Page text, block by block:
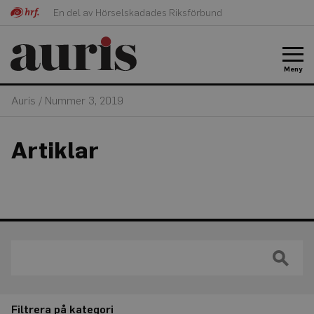
En del av Hörselskadades Riksförbund
Meny
Auris / Nummer 3, 2019
Artiklar
Filtrera på kategori